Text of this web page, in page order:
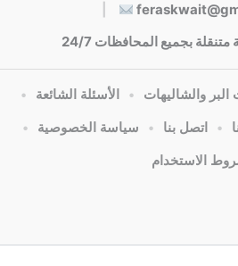
بجميع المحافظات 24/7
والشاليهات • الأسئلة الشائعة •
• اتصل بنا • سياسة الخصوصية •
الاستخدام